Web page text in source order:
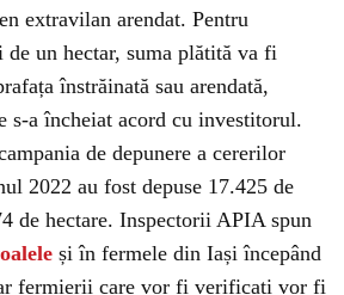
extravilan arendat. Pentru
un hectar, suma plătită va fi
înstrăinată sau arendată,
s-a încheiat acord cu investitorul.
de depunere a cererilor
2022 au fost depuse 17.425 de
de hectare. Inspectorii APIA spun
și în fermele din Iași începând
fermierii care vor fi verificați vor fi